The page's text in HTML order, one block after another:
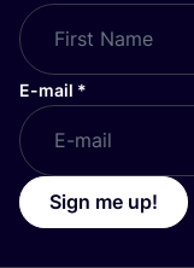
E-mail *
Sign me up!